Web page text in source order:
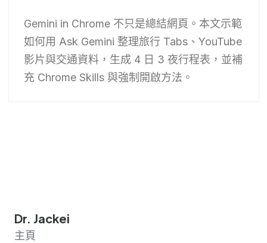
Gemini in Chrome 不只是總結網頁。本文示範
如何用 Ask Gemini 整理旅行 Tabs、YouTube
影片與交通資料，生成 4 日 3 夜行程表，並補
充 Chrome Skills 與強制開啟方法。
Dr. Jackei
主頁